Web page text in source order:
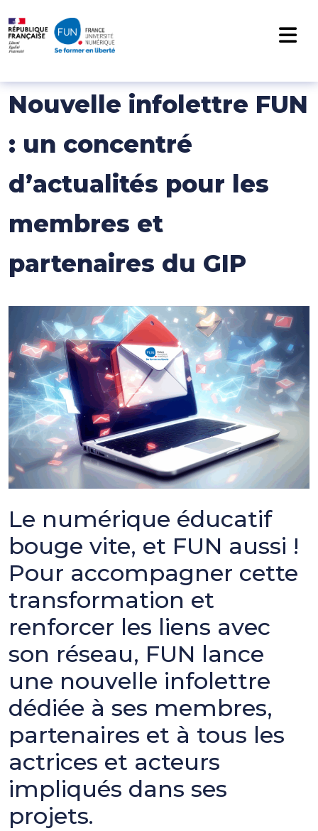
NAVIGATION PRINCIPALE
Nouvelle infolettre FUN
: un concentré
d’actualités pour les
membres et
partenaires du GIP
Le numérique éducatif
bouge vite, et FUN aussi !
Pour accompagner cette
transformation et
renforcer les liens avec
son réseau, FUN lance
une nouvelle infolettre
dédiée à ses membres,
partenaires et à tous les
actrices et acteurs
impliqués dans ses
projets.